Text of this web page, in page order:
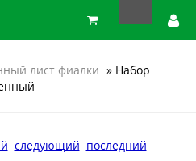
лист фиалки » Набор
следующий последний